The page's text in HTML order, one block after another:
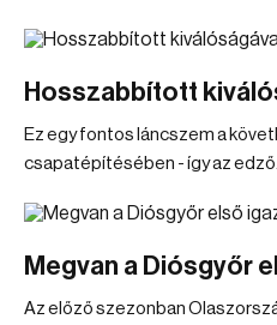
Hosszabbított
Ez egy fontos láncszem a
csapatépítésében - így az edző.
Megvan a Diósgyőr
Az előző szezonban